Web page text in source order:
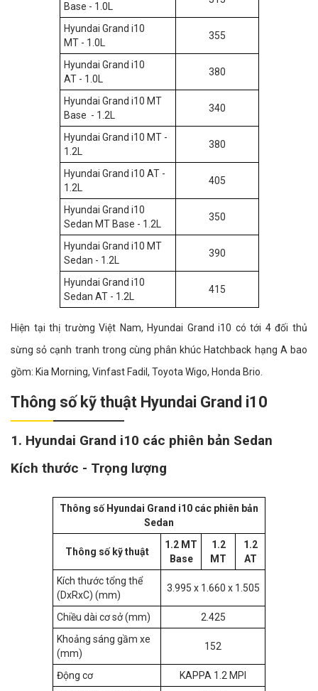
Base - 1.0L
Hyundai Grand i10
MT - 1.0L
355
Hyundai Grand i10
AT - 1.0L
380
Hyundai Grand i10 MT
Base - 1.2L
340
Hyundai Grand i10 MT -
1.2L
380
Hyundai Grand i10 AT -
1.2L
405
Hyundai Grand i10
Sedan MT Base - 1.2L
350
Hyundai Grand i10 MT
Sedan - 1.2L
390
Hyundai Grand i10
Sedan AT - 1.2L
415
Hiện tại thị trường Việt Nam, Hyundai Grand i10 có tới 4 đối thủ
sừng sỏ cạnh tranh trong cùng phân khúc Hatchback hạng A bao
gồm: Kia Morning, Vinfast Fadil, Toyota Wigo, Honda Brio.
Thông số kỹ thuật Hyundai Grand i10
1. Hyundai Grand i10 các phiên bản Sedan
Kích thước - Trọng lượng
Thông số Hyundai Grand i10 các phiên bản
Sedan
Thông số kỹ thuật
1.2 MT
Base
1.2
MT
1.2
AT
Kích thước tổng thể
(DxRxC) (mm)
3.995 x 1.660 x 1.505
Chiều dài cơ sở (mm)
2.425
Khoảng sáng gầm xe
(mm)
152
Động cơ
KAPPA 1.2 MPI